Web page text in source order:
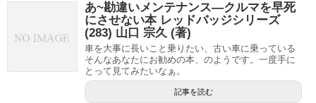
あ~勘違いメンテナンス—クルマを早死
にさせない本 レッドバッジシリーズ
(283) 山口 宗久 (著)
車を大事に長いこと乗りたい、古い車に乗っている
そんなあなたにお勧めの本、のようです。一度手に
とって見てみたいなぁ。
記事を読む